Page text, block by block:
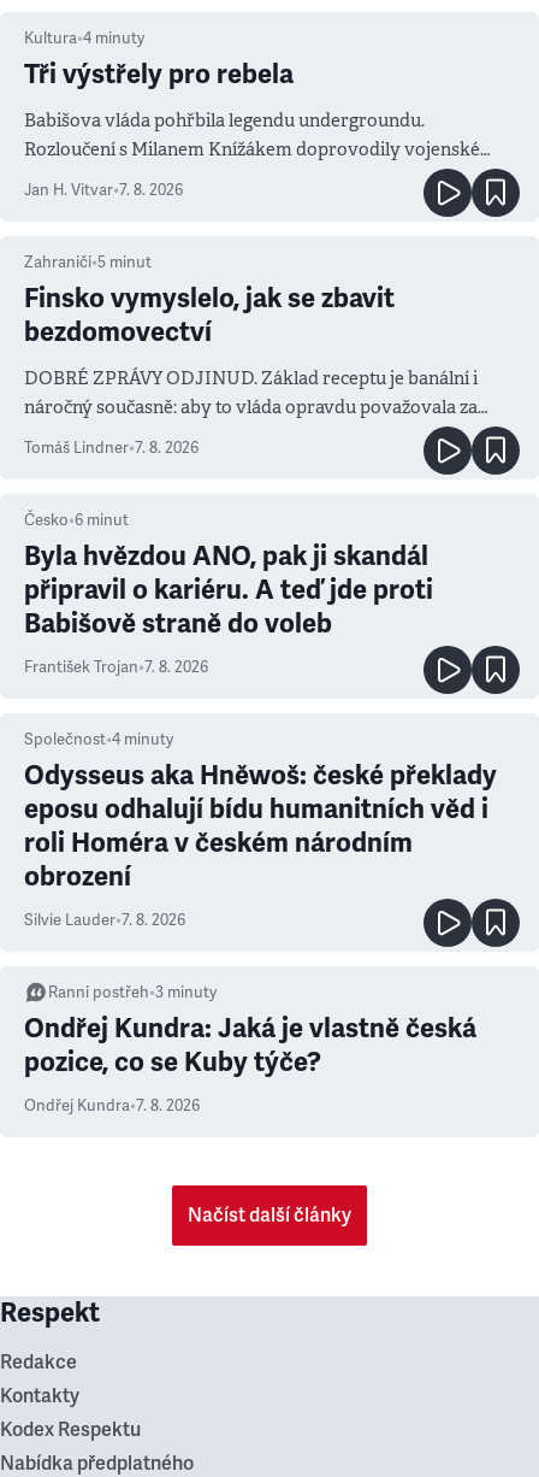
Kultura•4 minuty
Tři výstřely pro rebela
Babišova vláda pohřbila legendu undergroundu.
Rozloučení s Milanem Knížákem doprovodily vojenské
salvy i kritika pokrokářů
Jan H. Vitvar•7. 8. 2026
Zahraničí•5 minut
Finsko vymyslelo, jak se zbavit
bezdomovectví
DOBRÉ ZPRÁVY ODJINUD. Základ receptu je banální i
náročný současně: aby to vláda opravdu považovala za
prioritu
Tomáš Lindner•7. 8. 2026
Česko•6 minut
Byla hvězdou ANO, pak ji skandál
připravil o kariéru. A teď jde proti
Babišově straně do voleb
František Trojan•7. 8. 2026
Společnost•4 minuty
Odysseus aka Hněwoš: české překlady
eposu odhalují bídu humanitních věd i
roli Homéra v českém národním
obrození
Silvie Lauder•7. 8. 2026
Ranní postřeh•3 minuty
Ondřej Kundra: Jaká je vlastně česká
pozice, co se Kuby týče?
Ondřej Kundra•7. 8. 2026
Načíst další články
Respekt
Redakce
Kontakty
Kodex Respektu
Nabídka předplatného